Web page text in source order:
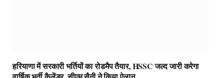
हरियाणा में सरकारी भर्तियों का रोडमैप तैयार, HSSC जल्द जारी करेगा